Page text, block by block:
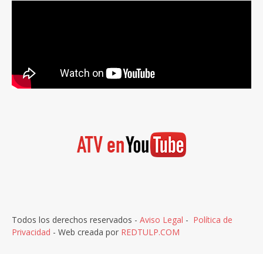
Todos los derechos reservados - Aviso Legal - Política de
Privacidad - Web creada por REDTULP.COM